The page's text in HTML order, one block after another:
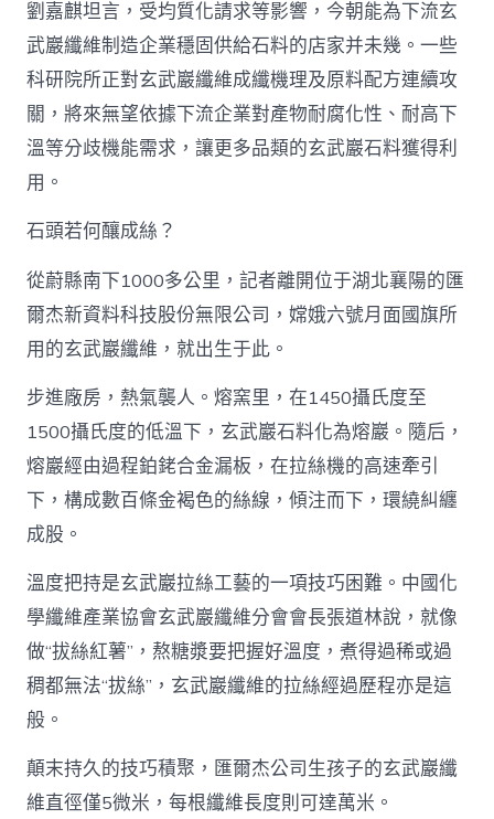
劉嘉麒坦言，受均質化請求等影響，今朝能為下流玄
武巖纖維制造企業穩固供給石料的店家并未幾。一些
科研院所正對玄武巖纖維成纖機理及原料配方連續攻
關，將來無望依據下流企業對產物耐腐化性、耐高下
溫等分歧機能需求，讓更多品類的玄武巖石料獲得利
用。
石頭若何釀成絲？
從蔚縣南下1000多公里，記者離開位于湖北襄陽的匯
爾杰新資料科技股份無限公司，嫦娥六號月面國旗所
用的玄武巖纖維，就出生于此。
步進廠房，熱氣襲人。熔窯里，在1450攝氏度至
1500攝氏度的低溫下，玄武巖石料化為熔巖。隨后，
熔巖經由過程鉑銠合金漏板，在拉絲機的高速牽引
下，構成數百條金褐色的絲線，傾注而下，環繞糾纏
成股。
溫度把持是玄武巖拉絲工藝的一項技巧困難。中國化
學纖維產業協會玄武巖纖維分會會長張道林說，就像
做“拔絲紅薯”，熬糖漿要把握好溫度，煮得過稀或過
稠都無法“拔絲”，玄武巖纖維的拉絲經過歷程亦是這
般。
顛末持久的技巧積聚，匯爾杰公司生孩子的玄武巖纖
維直徑僅5微米，每根纖維長度則可達萬米。